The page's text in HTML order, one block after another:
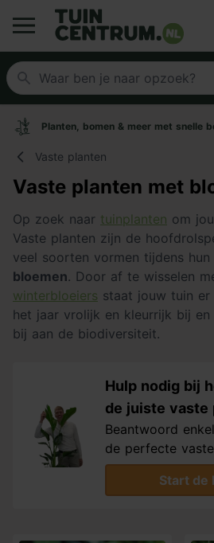
Logo Tuincentrum.nl
Planten, bomen & meer met snelle
Vaste planten
Vaste planten met
Op zoek naar tuinplanten om
Vaste planten zijn de
veel soorten vormen tijdens hun
bloemen. Door af te wisselen
winterbloeiers staat jouw tuin er
het jaar vrolijk en kleurrijk bij
bij aan de biodiversiteit.
Hulp nodig bij
de juiste vaste
Beantwoord
de perfecte
Start de